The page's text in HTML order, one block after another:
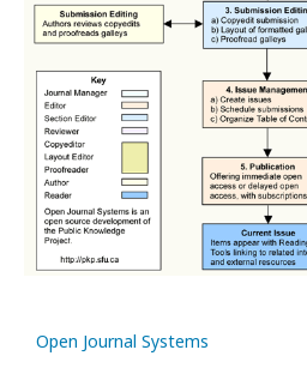
Open Journal Systems